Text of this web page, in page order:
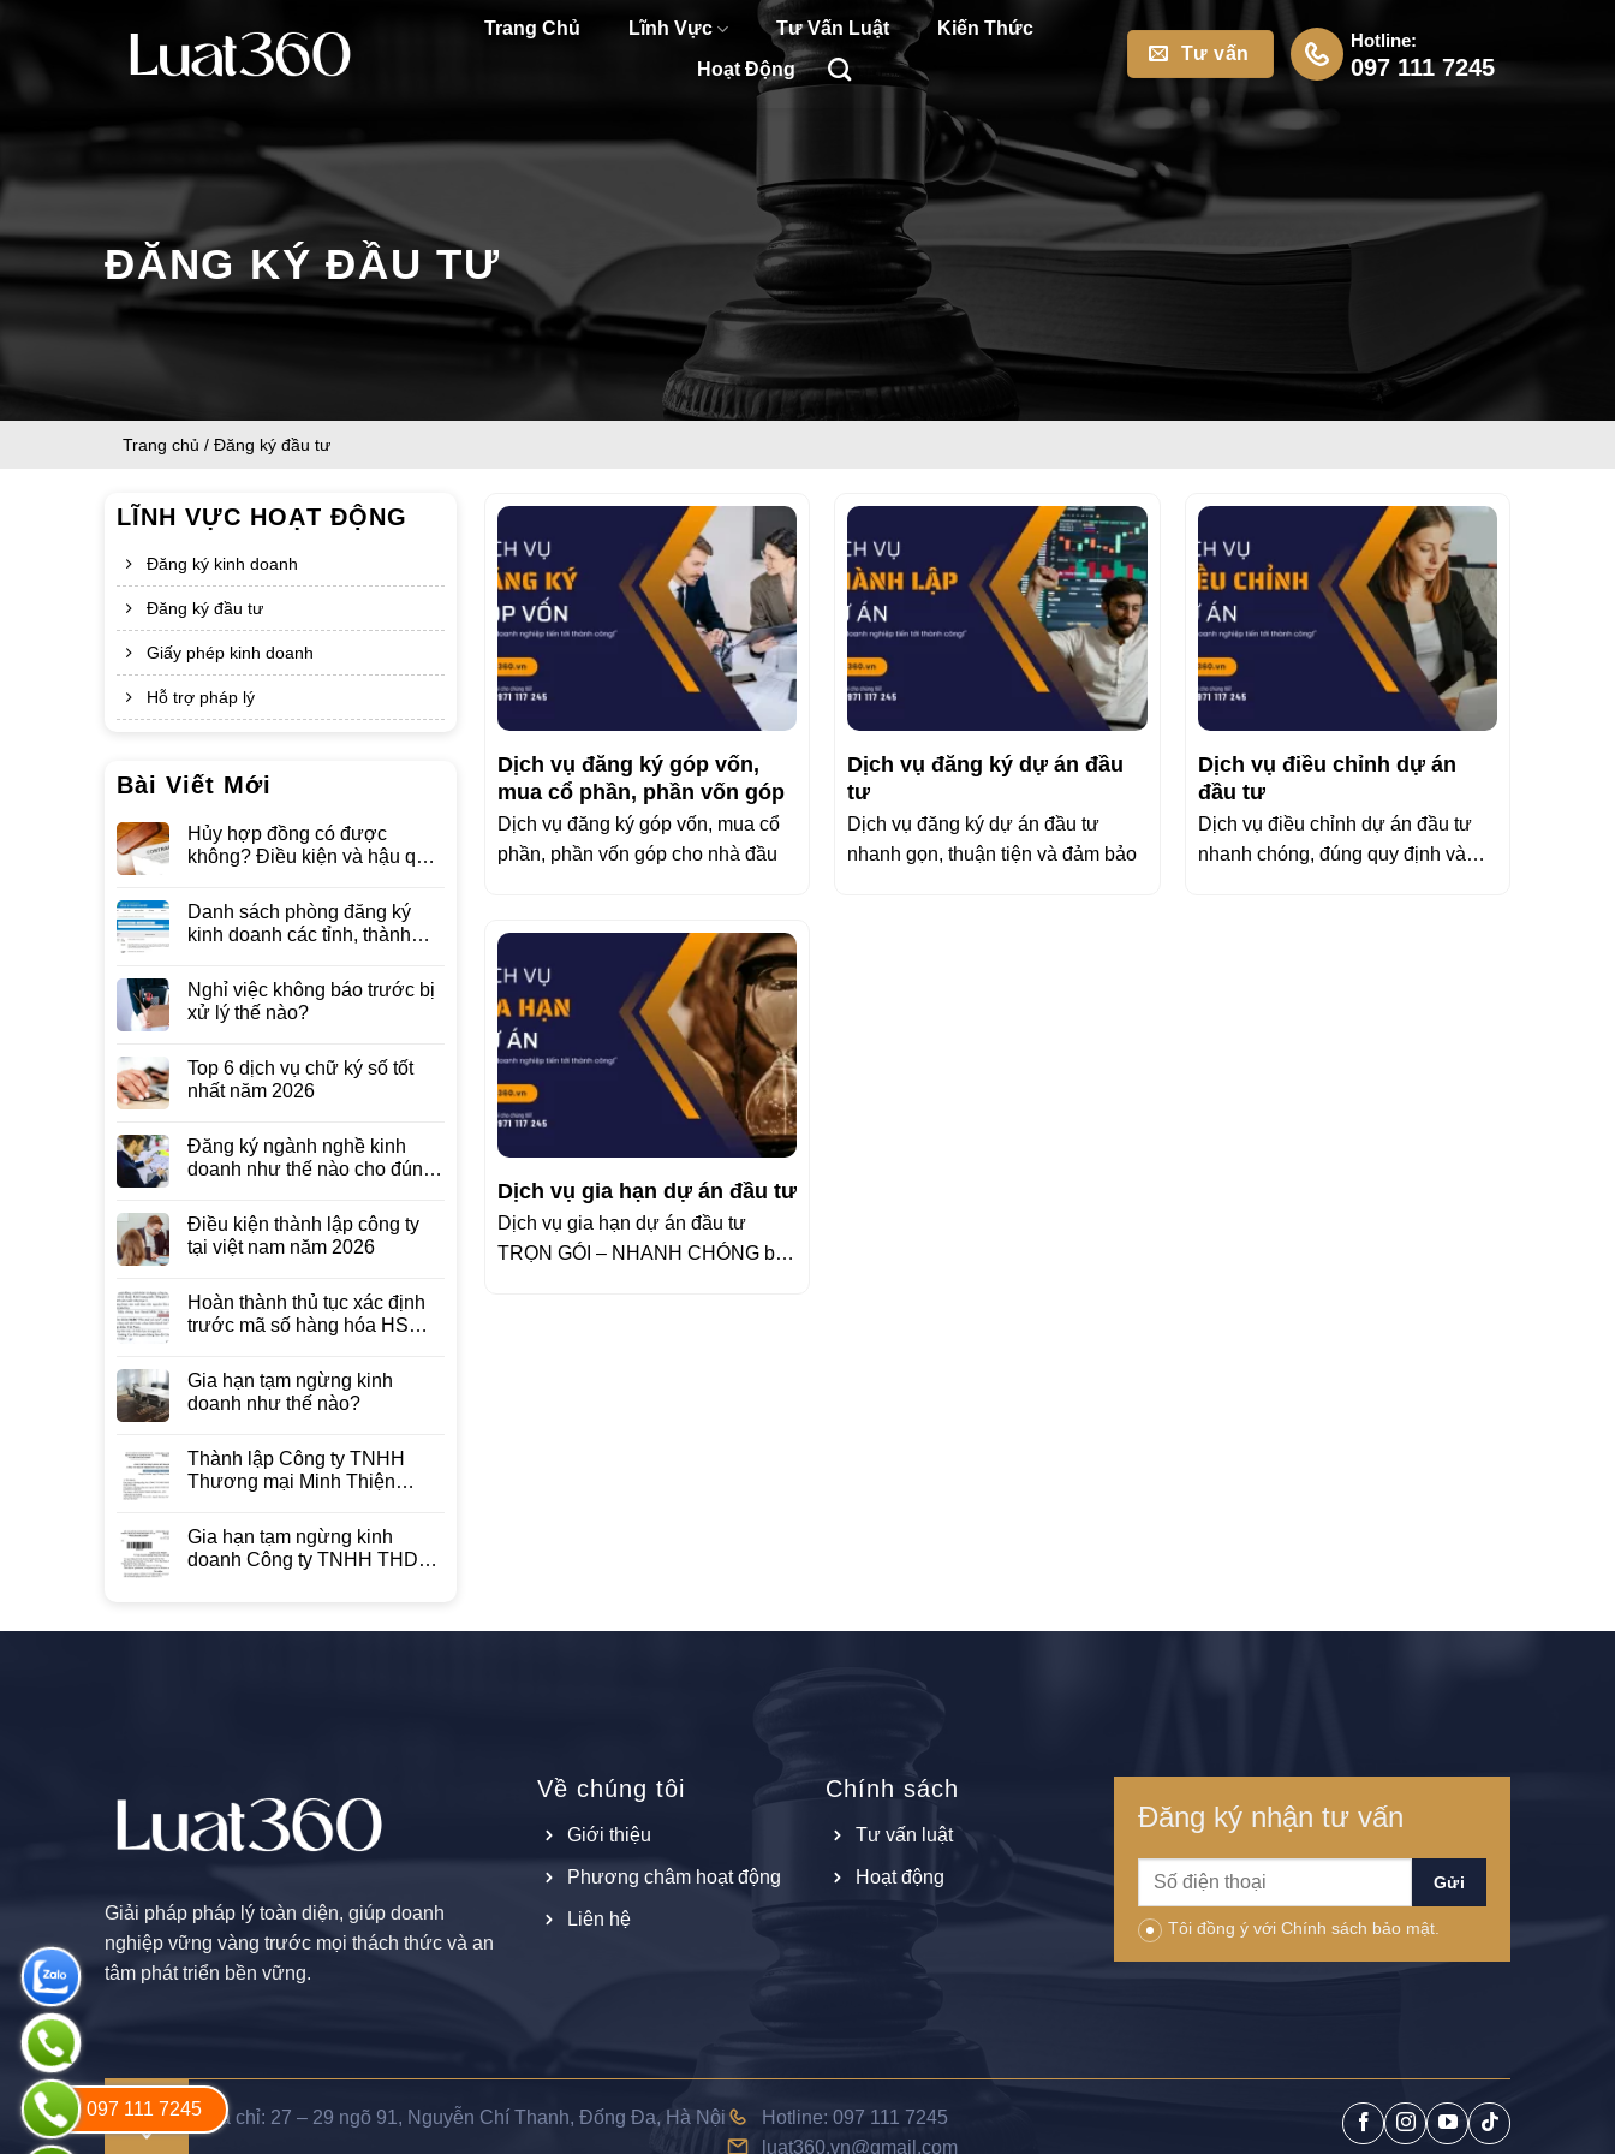
Trang Chủ Lĩnh Vực Tư Vấn Luật
Kiến Thức
Hoạt Động
Tư vấn
Hotline:
097 111 7245
ĐĂNG KÝ ĐẦU TƯ
Trang chủ / Đăng ký đầu tư
LĨNH VỰC HOẠT ĐỘNG
Đăng ký kinh doanh
Đăng ký đầu tư
Giấy phép kinh doanh
Hỗ trợ pháp lý
Bài Viết Mới
Hủy hợp đồng có được
không? Điều kiện và hậu quả
Danh sách phòng đăng ký
kinh doanh các tỉnh, thành
Nghỉ việc không báo trước bị
xử lý thế nào?
Top 6 dịch vụ chữ ký số tốt
nhất năm 2026
Đăng ký ngành nghề kinh
doanh như thế nào cho đúng
Điều kiện thành lập công ty
tại việt nam năm 2026
Hoàn thành thủ tục xác định
trước mã số hàng hóa HS
Gia hạn tạm ngừng kinh
doanh như thế nào?
Thành lập Công ty TNHH
Thương mại Minh Thiện
Gia hạn tạm ngừng kinh
doanh Công ty TNHH THD
Dịch vụ đăng ký góp vốn,
mua cổ phần, phần vốn góp
Dịch vụ đăng ký góp vốn, mua cổ
phần, phần vốn góp cho nhà đầu
Dịch vụ đăng ký dự án đầu
tư
Dịch vụ đăng ký dự án đầu tư
nhanh gọn, thuận tiện và đảm bảo
Dịch vụ điều chỉnh dự án
đầu tư
Dịch vụ điều chỉnh dự án đầu tư
nhanh chóng, đúng quy định và
Dịch vụ gia hạn dự án đầu tư
Dịch vụ gia hạn dự án đầu tư
TRỌN GÓI – NHANH CHÓNG bao
Giải pháp pháp lý toàn diện, giúp doanh
nghiệp vững vàng trước mọi thách thức và an
tâm phát triển bền vững.
Về chúng tôi
Giới thiệu
Phương châm hoạt động
Liên hệ
Chính sách
Tư vấn luật
Hoạt động
Đăng ký nhận tư vấn
Tôi đồng ý với Chính sách bảo mật.
Địa chỉ: 27 – 29 ngõ 91, Nguyễn Chí Thanh, Đống Đa, Hà Nội
Hotline: 097 111 7245
luat360.vn@gmail.com
097 111 7245